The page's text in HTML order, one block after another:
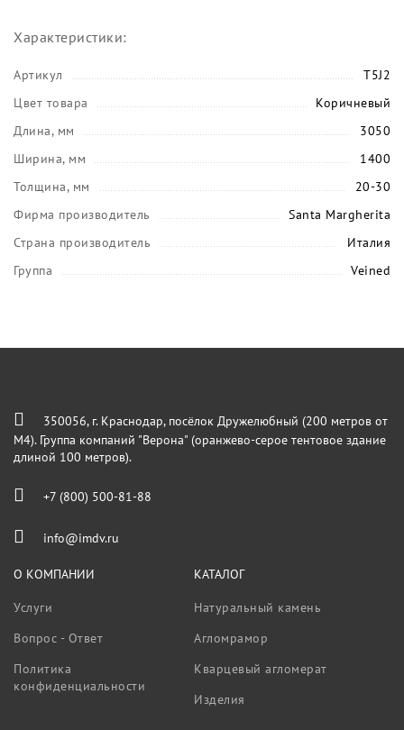
Характеристики:
Артикул
T5J2
Цвет товара
Коричневый
Длина, мм
3050
Ширина, мм
1400
Толщина, мм
20-30
Фирма производитель
Santa Margherita
Страна производитель
Италия
Группа
Veined
350056, г. Краснодар, посёлок Дружелюбный (200 метров от
М4). Группа компаний "Верона" (оранжево-серое тентовое здание
длиной 100 метров).
+7 (800) 500-81-88
info@imdv.ru
О КОМПАНИИ
Услуги
Вопрос - Ответ
Политика
конфиденциальности
КАТАЛОГ
Натуральный камень
Агломрамор
Кварцевый агломерат
Изделия